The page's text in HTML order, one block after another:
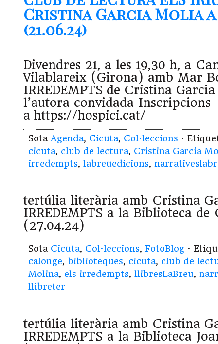
Cristina Garcia Molia
(21.06.24)
Divendres 21, a les 19,30 h, a
Vilablareix (Girona) amb Mar
IRREDEMPTS de Cristina
l’autora convidada Inscripcions
a https://hospici.cat/
Sota Agenda, Cicuta, Col·leccions ·
cicuta, club de lectura, Cristina Garcia
irredempts, labreuedicions,
tertúlia literària amb Cristina
IRREDEMPTS a la Biblioteca de
(27.04.24)
Sota Cicuta, Col·leccions, FotoBlog ·
calonge, biblioteques, cicuta, club de
Molina, els irredempts, llibresLaBreu,
llibreter
tertúlia literària amb Cristina
IRREDEMPTS a la Biblioteca